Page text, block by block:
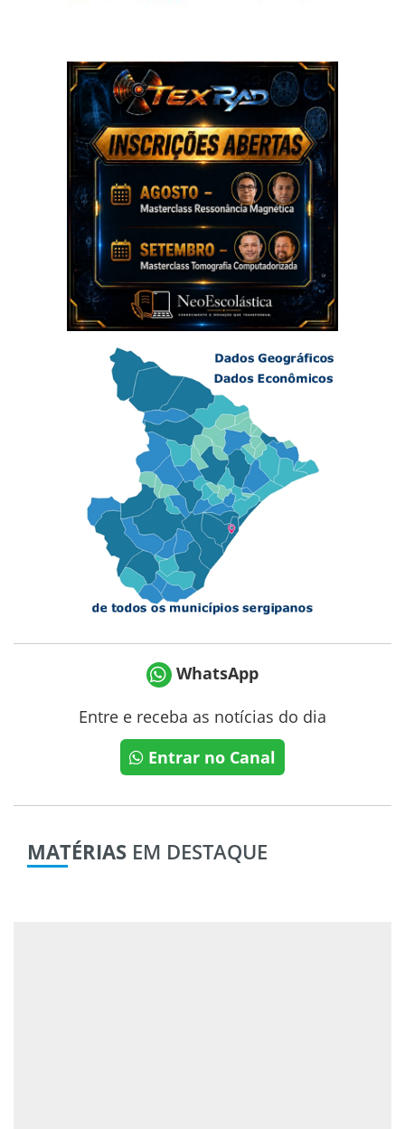
WhatsApp
Entre e receba as notícias do dia
Entrar no Canal
MATÉRIAS EM DESTAQUE